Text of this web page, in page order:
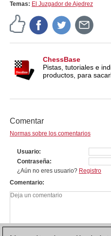
Temas: El Juzgador de Ajedrez
ChessBase
Pistas, tutoriales e
productos, para
Comentar
Normas sobre los comentarios
Usuario
Contraseña
¿Aún no eres usuario? Registro
Comentario